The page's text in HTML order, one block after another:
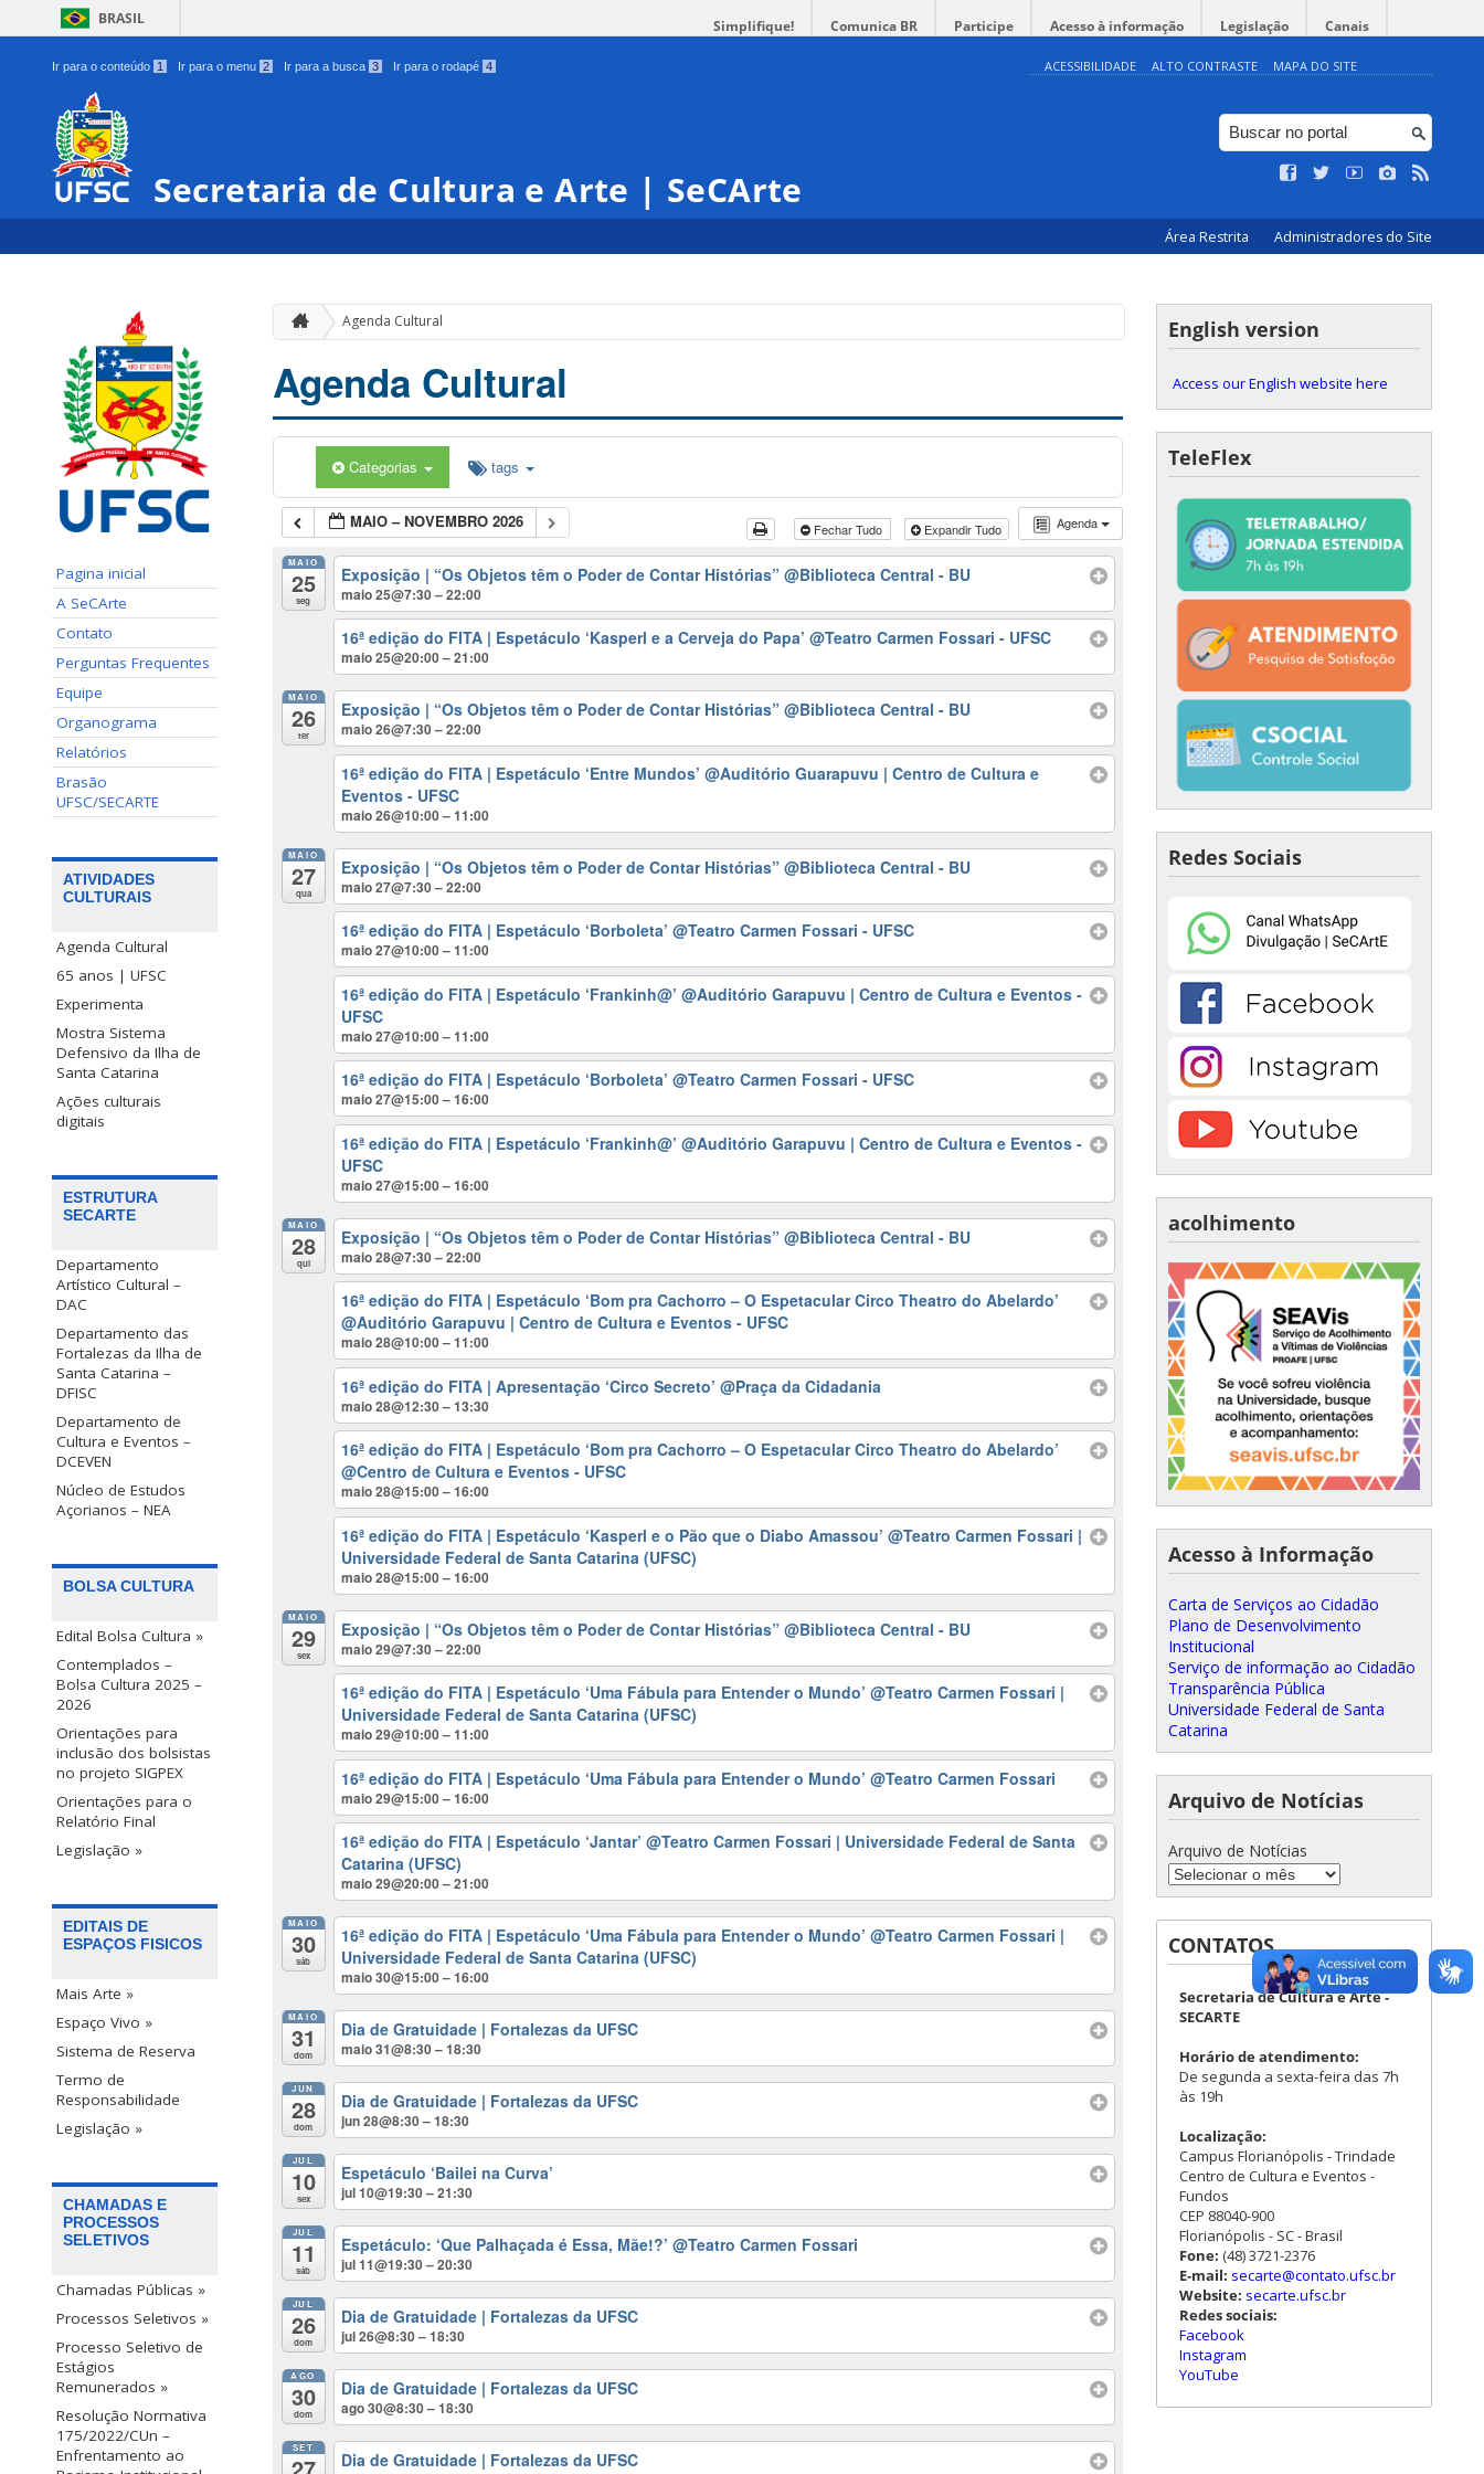
BRASIL Simplifique! Comunica BR Participe Acesso à informação Legislação Canais
Ir para o conteúdo 1 Ir para o menu 2 Ir para a busca 3 Ir para o rodapé 4 ACESSIBILIDADE ALTO CONTRASTE MAPA DO SITE
Secretaria de Cultura e Arte | SeCArte
Área Restrita Administradores do Site
Pagina inicial
A SeCArte
Contato
Perguntas Frequentes
Equipe
Organograma
Relatórios
Brasão
UFSC/SECARTE
ATIVIDADES
CULTURAIS
Agenda Cultural
65 anos | UFSC
Experimenta
Mostra Sistema
Defensivo da Ilha de
Santa Catarina
Ações culturais
digitais
ESTRUTURA
SECARTE
Departamento
Artístico Cultural –
DAC
Departamento das
Fortalezas da Ilha de
Santa Catarina –
DFISC
Departamento de
Cultura e Eventos –
DCEVEN
Núcleo de Estudos
Açorianos – NEA
BOLSA CULTURA
Edital Bolsa Cultura »
Contemplados –
Bolsa Cultura 2025 –
2026
Orientações para
inclusão dos bolsistas
no projeto SIGPEX
Orientações para o
Relatório Final
Legislação »
EDITAIS DE
ESPAÇOS FISICOS
Mais Arte »
Espaço Vivo »
Sistema de Reserva
Termo de
Responsabilidade
Legislação »
CHAMADAS E
PROCESSOS
SELETIVOS
Chamadas Públicas »
Processos Seletivos »
Processo Seletivo de
Estágios
Remunerados »
Resolução Normativa
175/2022/CUn –
Enfrentamento ao
Agenda Cultural
Agenda Cultural
Categorias tags
Agenda
MAIO – NOVEMBRO 2026 Fechar Tudo Expandir Tudo
MAIO
25
seg
Exposição | “Os Objetos têm o Poder de Contar Histórias” @Biblioteca Central - BU
maio 25@7:30 – 22:00
16ª edição do FITA | Espetáculo ‘Kasperl e a Cerveja do Papa’ @Teatro Carmen Fossari - UFSC
maio 25@20:00 – 21:00
MAIO
26
ter
Exposição | “Os Objetos têm o Poder de Contar Histórias” @Biblioteca Central - BU
maio 26@7:30 – 22:00
16ª edição do FITA | Espetáculo ‘Entre Mundos’ @Auditório Guarapuvu | Centro de Cultura e
Eventos - UFSC
maio 26@10:00 – 11:00
MAIO
27
qua
Exposição | “Os Objetos têm o Poder de Contar Histórias” @Biblioteca Central - BU
maio 27@7:30 – 22:00
16ª edição do FITA | Espetáculo ‘Borboleta’ @Teatro Carmen Fossari - UFSC
maio 27@10:00 – 11:00
16ª edição do FITA | Espetáculo ‘Frankinh@’ @Auditório Garapuvu | Centro de Cultura e Eventos -
UFSC
maio 27@10:00 – 11:00
16ª edição do FITA | Espetáculo ‘Borboleta’ @Teatro Carmen Fossari - UFSC
maio 27@15:00 – 16:00
16ª edição do FITA | Espetáculo ‘Frankinh@’ @Auditório Garapuvu | Centro de Cultura e Eventos -
UFSC
maio 27@15:00 – 16:00
MAIO
28
qui
Exposição | “Os Objetos têm o Poder de Contar Histórias” @Biblioteca Central - BU
maio 28@7:30 – 22:00
16ª edição do FITA | Espetáculo ‘Bom pra Cachorro – O Espetacular Circo Theatro do Abelardo’
@Auditório Garapuvu | Centro de Cultura e Eventos - UFSC
maio 28@10:00 – 11:00
16ª edição do FITA | Apresentação ‘Circo Secreto’ @Praça da Cidadania
maio 28@12:30 – 13:30
16ª edição do FITA | Espetáculo ‘Bom pra Cachorro – O Espetacular Circo Theatro do Abelardo’
@Centro de Cultura e Eventos - UFSC
maio 28@15:00 – 16:00
16ª edição do FITA | Espetáculo ‘Kasperl e o Pão que o Diabo Amassou’ @Teatro Carmen Fossari |
Universidade Federal de Santa Catarina (UFSC)
maio 28@15:00 – 16:00
MAIO
29
sex
Exposição | “Os Objetos têm o Poder de Contar Histórias” @Biblioteca Central - BU
maio 29@7:30 – 22:00
16ª edição do FITA | Espetáculo ‘Uma Fábula para Entender o Mundo’ @Teatro Carmen Fossari |
Universidade Federal de Santa Catarina (UFSC)
maio 29@10:00 – 11:00
16ª edição do FITA | Espetáculo ‘Uma Fábula para Entender o Mundo’ @Teatro Carmen Fossari
maio 29@15:00 – 16:00
16ª edição do FITA | Espetáculo ‘Jantar’ @Teatro Carmen Fossari | Universidade Federal de Santa
Catarina (UFSC)
maio 29@20:00 – 21:00
MAIO
30
sáb
16ª edição do FITA | Espetáculo ‘Uma Fábula para Entender o Mundo’ @Teatro Carmen Fossari |
Universidade Federal de Santa Catarina (UFSC)
maio 30@15:00 – 16:00
MAIO
31
dom
Dia de Gratuidade | Fortalezas da UFSC
maio 31@8:30 – 18:30
JUN
28
dom
Dia de Gratuidade | Fortalezas da UFSC
jun 28@8:30 – 18:30
JUL
10
sex
Espetáculo ‘Bailei na Curva’
jul 10@19:30 – 21:30
JUL
11
sáb
Espetáculo: ‘Que Palhaçada é Essa, Mãe!?’ @Teatro Carmen Fossari
jul 11@19:30 – 20:30
JUL
26
dom
Dia de Gratuidade | Fortalezas da UFSC
jul 26@8:30 – 18:30
AGO
30
dom
Dia de Gratuidade | Fortalezas da UFSC
ago 30@8:30 – 18:30
SET
Dia de Gratuidade | Fortalezas da UFSC
English version
Access our English website here
TeleFlex
Redes Sociais
acolhimento
Acesso à Informação
Carta de Serviços ao Cidadão
Plano de Desenvolvimento
Institucional
Serviço de informação ao Cidadão
Transparência Pública
Universidade Federal de Santa
Catarina
Arquivo de Notícias
Arquivo de Notícias
CONTATOS
Secretaria de Cultura e Arte -
SECARTE
Horário de atendimento:
De segunda a sexta-feira das 7h
às 19h
Localização:
Campus Florianópolis - Trindade
Centro de Cultura e Eventos -
Fundos
CEP 88040-900
Florianópolis - SC - Brasil
Fone: (48) 3721-2376
E-mail: secarte@contato.ufsc.br
Website: secarte.ufsc.br
Redes sociais:
Facebook
Instagram
YouTube